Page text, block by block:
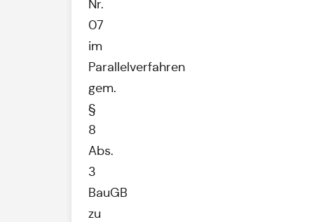
Nr.
07
im
Parallelverfahren
gem.
§
8
Abs.
3
BauGB
zu